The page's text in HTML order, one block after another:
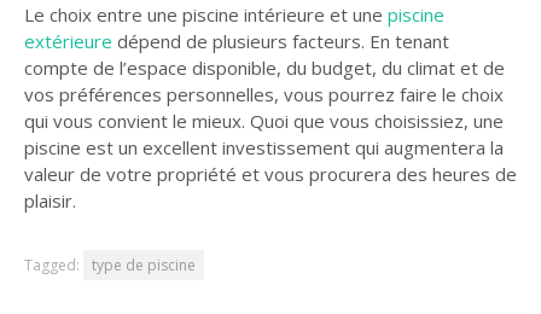
Le choix entre une piscine intérieure et une piscine
extérieure dépend de plusieurs facteurs. En tenant
compte de l’espace disponible, du budget, du climat et de
vos préférences personnelles, vous pourrez faire le choix
qui vous convient le mieux. Quoi que vous choisissiez, une
piscine est un excellent investissement qui augmentera la
valeur de votre propriété et vous procurera des heures de
plaisir.
Tagged: type de piscine